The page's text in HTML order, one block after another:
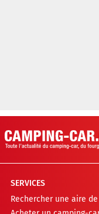
SERVICES
Rechercher une aire